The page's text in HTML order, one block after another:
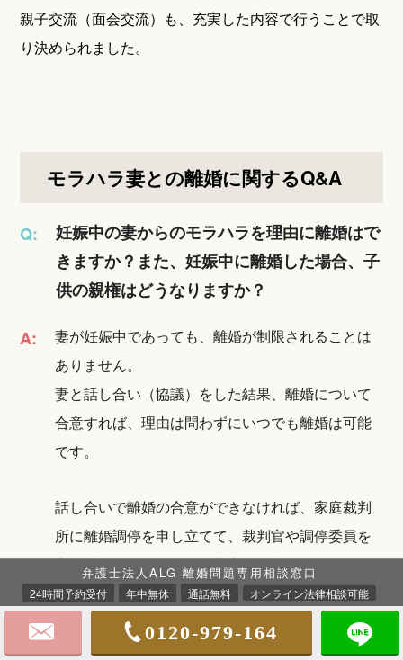
親子交流（面会交流）も、充実した内容で行うことで取
り決められました。
モラハラ妻との離婚に関するQ&A
Q:
妊娠中の妻からのモラハラを理由に離婚はで
きますか？また、妊娠中に離婚した場合、子
供の親権はどうなりますか？
A:
妻が妊娠中であっても、離婚が制限されることは
ありません。
妻と話し合い（協議）をした結果、離婚について
合意すれば、理由は問わずにいつでも離婚は可能
です。
話し合いで離婚の合意ができなければ、家庭裁判
所に離婚調停を申し立てて、裁判官や調停委員を
交えて話し合いで離婚の成立を目指します。
離婚調停で解決できなければ、調停不成立とな
り、離婚裁判を提起して、妻のモラハラ行為が婚
弁護士法人ALG 離婚問題専用相談窓口
24時間予約受付 年中無休 通話無料 オンライン法律相談可能
0120-979-164